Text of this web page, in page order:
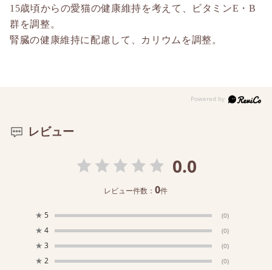
15歳頃からの愛猫の健康維持を考えて、ビタミンE・B
群を調整。
腎臓の健康維持に配慮して、カリウムを調整。
レビュー
0.0
レビュー件数：0件
★ 5 (0)
★ 4 (0)
★ 3 (0)
★ 2 (0)